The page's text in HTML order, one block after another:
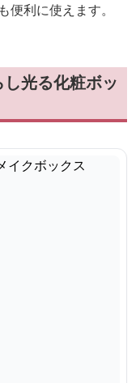
利に使えます。
光る化粧ボッ